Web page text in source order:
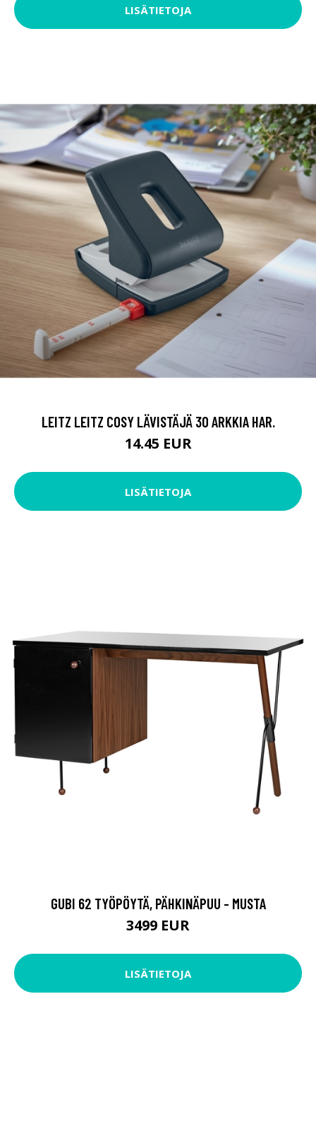
LISÄTIETOJA
LEITZ LEITZ COSY LÄVISTÄJÄ 30 ARKKIA HAR.
14.45 EUR
LISÄTIETOJA
GUBI 62 TYÖPÖYTÄ, PÄHKINÄPUU - MUSTA
3499 EUR
LISÄTIETOJA